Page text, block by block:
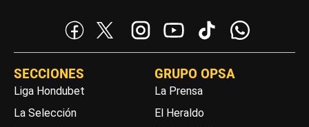
SECCIONES
Liga Hondubet
La Selección
GRUPO OPSA
La Prensa
El Heraldo